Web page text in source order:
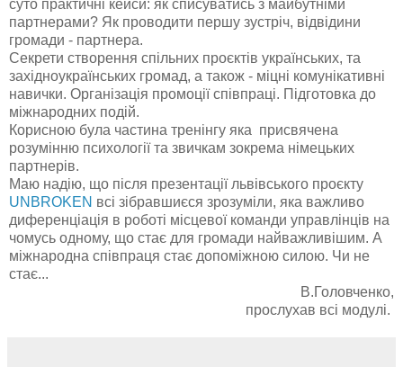
суто практичні кейси: як списуватись з майбутніми
партнерами? Як проводити першу зустріч, відвідини
громади - партнера.
Секрети створення спільних проєктів українських, та
західноукраїнських громад, а також - міцні комунікативні
навички. Організація промоції співпраці. Підготовка до
міжнародних подій.
Корисною була частина тренінгу яка присвячена
розумінню психології та звичкам зокрема німецьких
партнерів.
Маю надію, що після презентації львівського проєкту
UNBROKEN всі зібравшиєся зрозуміли, яка важливо
диференціація в роботі місцевої команди управлінців на
чомусь одному, що стає для громади найважливішим. А
міжнародна співпраця стає допоміжною силою. Чи не
стає...
В.Головченко,
прослухав всі модулі.